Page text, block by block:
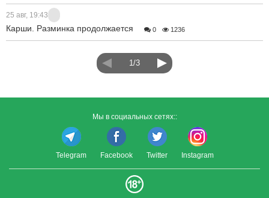
25 авг, 19:43
Карши. Разминка продолжается 0 1236
1/3
Мы в социальных сетях::
Telegram Facebook Twitter Instagram